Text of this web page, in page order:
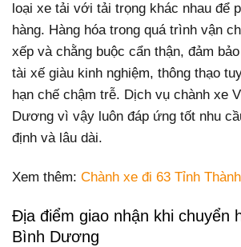
loại xe tải với tải trọng khác nhau để
hàng. Hàng hóa trong quá trình vận
xếp và chằng buộc cẩn thận, đảm
tài xế giàu kinh nghiệm, thông thạo
hạn chế chậm trễ. Dịch vụ chành xe
Dương vì vậy luôn đáp ứng tốt nhu
định và lâu dài.
Xem thêm: Chành xe đi 63 Tỉnh
Địa điểm giao nhận khi chuyển
Bình Dương